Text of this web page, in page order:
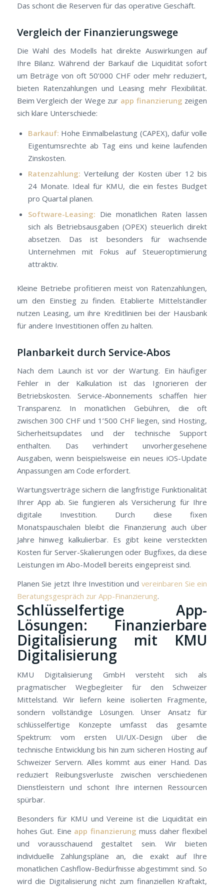
Das schont die Reserven für das operative Geschäft.
Vergleich der Finanzierungswege
Die Wahl des Modells hat direkte Auswirkungen auf
Ihre Bilanz. Während der Barkauf die Liquidität sofort
um Beträge von oft 50’000 CHF oder mehr reduziert,
bieten Ratenzahlungen und Leasing mehr Flexibilität.
Beim Vergleich der Wege zur app finanzierung zeigen
sich klare Unterschiede:
Barkauf: Hohe Einmalbelastung (CAPEX), dafür volle
Eigentumsrechte ab Tag eins und keine laufenden
Zinskosten.
Ratenzahlung: Verteilung der Kosten über 12 bis
24 Monate. Ideal für KMU, die ein festes Budget
pro Quartal planen.
Software-Leasing: Die monatlichen Raten lassen
sich als Betriebsausgaben (OPEX) steuerlich direkt
absetzen. Das ist besonders für wachsende
Unternehmen mit Fokus auf Steueroptimierung
attraktiv.
Kleine Betriebe profitieren meist von Ratenzahlungen,
um den Einstieg zu finden. Etablierte Mittelständler
nutzen Leasing, um ihre Kreditlinien bei der Hausbank
für andere Investitionen offen zu halten.
Planbarkeit durch Service-Abos
Nach dem Launch ist vor der Wartung. Ein häufiger
Fehler in der Kalkulation ist das Ignorieren der
Betriebskosten. Service-Abonnements schaffen hier
Transparenz. In monatlichen Gebühren, die oft
zwischen 300 CHF und 1’500 CHF liegen, sind Hosting,
Sicherheitsupdates und der technische Support
enthalten. Das verhindert unvorhergesehene
Ausgaben, wenn beispielsweise ein neues iOS-Update
Anpassungen am Code erfordert.
Wartungsverträge sichern die langfristige Funktionalität
Ihrer App ab. Sie fungieren als Versicherung für Ihre
digitale Investition. Durch diese fixen
Monatspauschalen bleibt die Finanzierung auch über
Jahre hinweg kalkulierbar. Es gibt keine versteckten
Kosten für Server-Skalierungen oder Bugfixes, da diese
Leistungen im Abo-Modell bereits eingepreist sind.
Planen Sie jetzt Ihre Investition und vereinbaren Sie ein
Beratungsgespräch zur App-Finanzierung.
Schlüsselfertige App-
Lösungen: Finanzierbare
Digitalisierung mit KMU
Digitalisierung
KMU Digitalisierung GmbH versteht sich als
pragmatischer Wegbegleiter für den Schweizer
Mittelstand. Wir liefern keine isolierten Fragmente,
sondern vollständige Lösungen. Unser Ansatz für
schlüsselfertige Konzepte umfasst das gesamte
Spektrum: vom ersten UI/UX-Design über die
technische Entwicklung bis hin zum sicheren Hosting auf
Schweizer Servern. Alles kommt aus einer Hand. Das
reduziert Reibungsverluste zwischen verschiedenen
Dienstleistern und schont Ihre internen Ressourcen
spürbar.
Besonders für KMU und Vereine ist die Liquidität ein
hohes Gut. Eine app finanzierung muss daher flexibel
und vorausschauend gestaltet sein. Wir bieten
individuelle Zahlungspläne an, die exakt auf Ihre
monatlichen Cashflow-Bedürfnisse abgestimmt sind. So
wird die Digitalisierung nicht zum finanziellen Kraftakt,